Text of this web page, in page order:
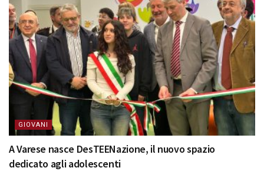
GIOVANI
A Varese nasce DesTEENazione, il nuovo spazio
dedicato agli adolescenti